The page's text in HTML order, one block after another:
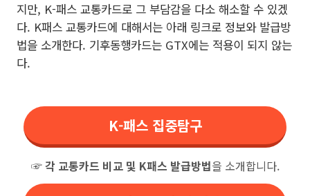
지만, K-패스 교통카드로 그 부담감을 다소 해소할 수 있겠
다. K패스 교통카드에 대해서는 아래 링크로 정보와 발급방
법을 소개한다. 기후동행카드는 GTX에는 적용이 되지 않는
다.
K-패스 집중탐구
☞각 교통카드 비교 및 K패스 발급방법을 소개합니다.